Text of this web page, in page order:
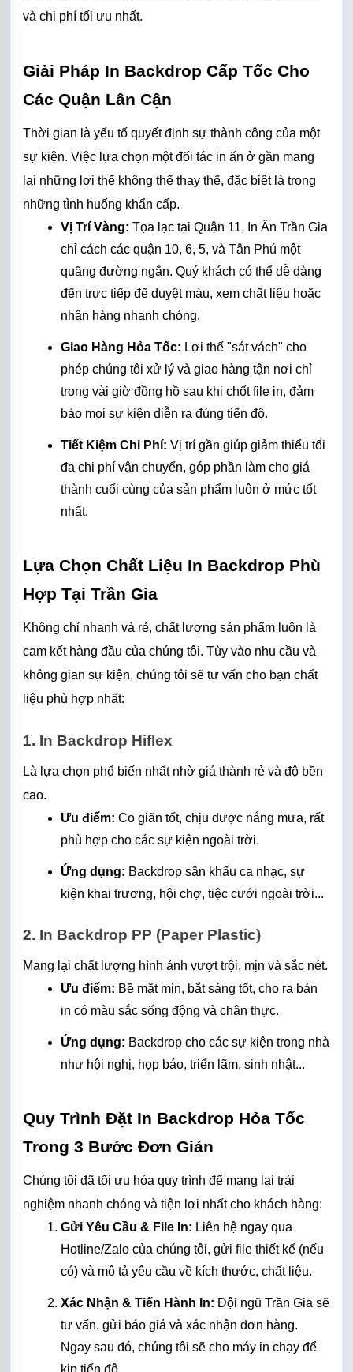
và chi phí tối ưu nhất.
Giải Pháp In Backdrop Cấp Tốc Cho
Các Quận Lân Cận
Thời gian là yếu tố quyết định sự thành công của một
sự kiện. Việc lựa chọn một đối tác in ấn ở gần mang
lại những lợi thế không thể thay thế, đặc biệt là trong
những tình huống khẩn cấp.
Vị Trí Vàng: Tọa lạc tại Quận 11, In Ấn Trần Gia
chỉ cách các quận 10, 6, 5, và Tân Phú một
quãng đường ngắn. Quý khách có thể dễ dàng
đến trực tiếp để duyệt màu, xem chất liệu hoặc
nhận hàng nhanh chóng.
Giao Hàng Hỏa Tốc: Lợi thế "sát vách" cho
phép chúng tôi xử lý và giao hàng tận nơi chỉ
trong vài giờ đồng hồ sau khi chốt file in, đảm
bảo mọi sự kiện diễn ra đúng tiến độ.
Tiết Kiệm Chi Phí: Vị trí gần giúp giảm thiểu tối
đa chi phí vận chuyển, góp phần làm cho giá
thành cuối cùng của sản phẩm luôn ở mức tốt
nhất.
Lựa Chọn Chất Liệu In Backdrop Phù
Hợp Tại Trần Gia
Không chỉ nhanh và rẻ, chất lượng sản phẩm luôn là
cam kết hàng đầu của chúng tôi. Tùy vào nhu cầu và
không gian sự kiện, chúng tôi sẽ tư vấn cho bạn chất
liệu phù hợp nhất:
1. In Backdrop Hiflex
Là lựa chọn phổ biến nhất nhờ giá thành rẻ và độ bền
cao.
Ưu điểm: Co giãn tốt, chịu được nắng mưa, rất
phù hợp cho các sự kiện ngoài trời.
Ứng dụng: Backdrop sân khấu ca nhạc, sự
kiện khai trương, hội chợ, tiệc cưới ngoài trời...
2. In Backdrop PP (Paper Plastic)
Mang lại chất lượng hình ảnh vượt trội, mịn và sắc nét.
Ưu điểm: Bề mặt mịn, bắt sáng tốt, cho ra bản
in có màu sắc sống động và chân thực.
Ứng dụng: Backdrop cho các sự kiện trong nhà
như hội nghị, họp báo, triển lãm, sinh nhật...
Quy Trình Đặt In Backdrop Hỏa Tốc
Trong 3 Bước Đơn Giản
Chúng tôi đã tối ưu hóa quy trình để mang lại trải
nghiệm nhanh chóng và tiện lợi nhất cho khách hàng:
Gửi Yêu Cầu & File In: Liên hệ ngay qua
Hotline/Zalo của chúng tôi, gửi file thiết kế (nếu
có) và mô tả yêu cầu về kích thước, chất liệu.
Xác Nhận & Tiến Hành In: Đội ngũ Trần Gia sẽ
tư vấn, gửi báo giá và xác nhận đơn hàng.
Ngay sau đó, chúng tôi sẽ cho máy in chạy để
kịp tiến độ.